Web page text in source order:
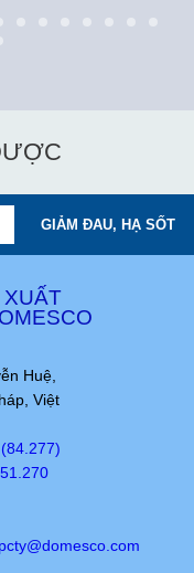
GIẢM ĐAU, HẠ SỐT
Huệ,
Việt
(84.277)